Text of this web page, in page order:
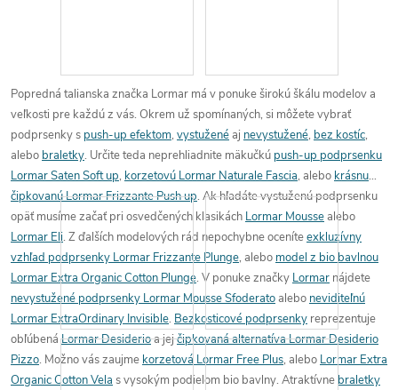
Popredná talianska značka Lormar má v ponuke širokú škálu modelov a
veľkosti pre každú z vás. Okrem už spomínaných, si môžete vybrať
podprsenky s push-up efektom, vystuženéaj nevystužené, bez kostíc,
alebo braletky. Určite teda neprehliadnite mäkučkú push-up podprsenku
Lormar Saten Soft up, korzetovú Lormar Naturale Fascia, alebo krásnu
čipkovanú Lormar Frizzante Push up. Ak hľadáte vystuženú podprsenku
opäť musíme začať pri osvedčených klasikách Lormar Moussealebo
Lormar Eli. Z ďalších modelových rád nepochybne oceníteexkluzívny
vzhľad podprsenky Lormar Frizzante Plunge, alebo model z bio bavlnou
Lormar Extra Organic Cotton Plunge. V ponuke značky Lormar nájdete
nevystužené podprsenky Lormar Mousse Sfoderatoalebo neviditeľnú
Lormar ExtraOrdinary Invisible. Bezkosticové podprsenky reprezentuje
obľúbenáLormar Desiderioa jejčipkovaná alternatíva Lormar Desiderio
Pizzo. Možno vás zaujme korzetová Lormar Free Plus, alebo Lormar Extra
Organic Cotton Vela s vysokým podielom bio bavlny. Atraktívne braletky